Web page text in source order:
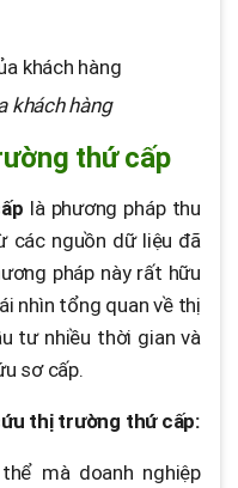
khách hàng
thứ cấp
là phương pháp thu
các nguồn dữ liệu đã
pháp này rất hữu
nhìn tổng quan về thị
tư nhiều thời gian và
sơ cấp.
thị trường thứ cấp:
mà doanh nghiệp